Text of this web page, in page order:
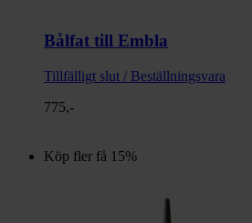
Bålfat till Embla
Tillfälligt slut / Beställningsvara
775,-
Köp fler få 15%